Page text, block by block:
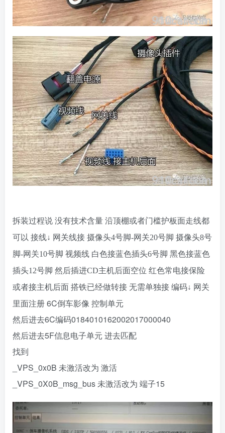
拆装过程说 没有技术含量 沿顶棚或者门槛护板面走线都
可以 接线↓ 网关线接 摄像头4号脚-网关20号脚 摄像头8号
脚-网关10号脚 视频线 白色接蓝色插头6号脚 黑色接蓝色
插头12号脚 然后插进CD主机后面空位 红色常电接保险
或者接主机后面 搭铁已经做转接 无需单独接 编码↓ 网关
里面注册 6C倒车影像 控制单元
然后进去6C编码0184010162002017000040
然后进去5F信息电子单元 进去匹配
找到
_VPS_0x0B 未激活改为 激活
_VPS_0X0B_msg_bus 未激活改为 端子15